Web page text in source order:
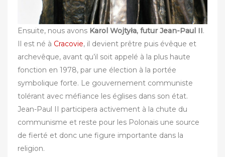
Ensuite, nous avons Karol Wojtyła, futur Jean-Paul II.
Il est né à Cracovie, il devient prêtre puis évêque et
archevêque, avant qu’il soit appelé à la plus haute
fonction en 1978, par une élection à la portée
symbolique forte. Le gouvernement communiste
tolérant avec méfiance les églises dans son état.
Jean-Paul II participera activement à la chute du
communisme et reste pour les Polonais une source
de fierté et donc une figure importante dans la
religion.